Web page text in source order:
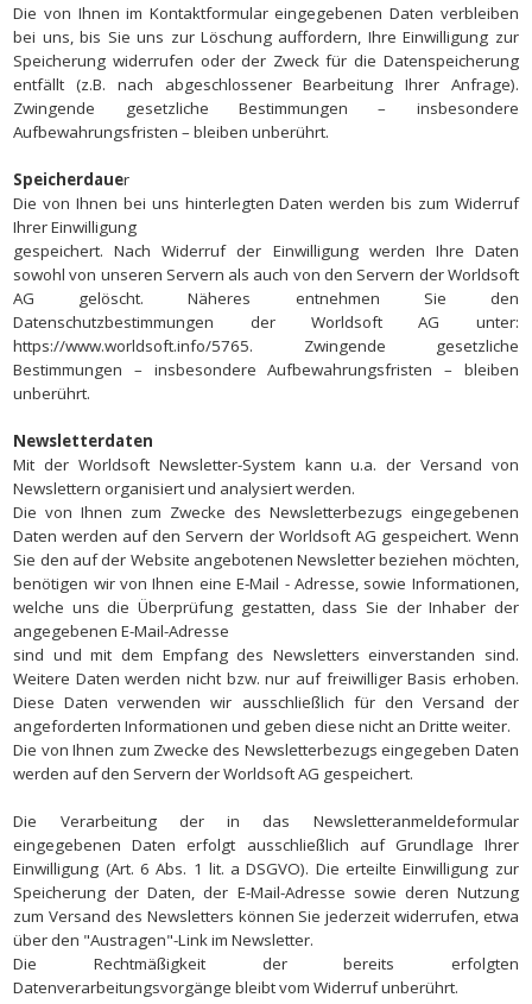
Die von Ihnen im Kontaktformular eingegebenen Daten verbleiben
bei uns, bis Sie uns zur Löschung auffordern, Ihre Einwilligung zur
Speicherung widerrufen oder der Zweck für die Datenspeicherung
entfällt (z.B. nach abgeschlossener Bearbeitung Ihrer Anfrage).
Zwingende gesetzliche Bestimmungen – insbesondere
Aufbewahrungsfristen – bleiben unberührt.
Speicherdauer
Die von Ihnen bei uns hinterlegten Daten werden bis zum Widerruf
Ihrer Einwilligung
gespeichert. Nach Widerruf der Einwilligung werden Ihre Daten
sowohl von unseren Servern als auch von den Servern der Worldsoft
AG gelöscht. Näheres entnehmen Sie den
Datenschutzbestimmungen der Worldsoft AG unter:
https://www.worldsoft.info/5765. Zwingende gesetzliche
Bestimmungen – insbesondere Aufbewahrungsfristen – bleiben
unberührt.
Newsletterdaten
Mit der Worldsoft Newsletter-System kann u.a. der Versand von
Newslettern organisiert und analysiert werden.
Die von Ihnen zum Zwecke des Newsletterbezugs eingegebenen
Daten werden auf den Servern der Worldsoft AG gespeichert. Wenn
Sie den auf der Website angebotenen Newsletter beziehen möchten,
benötigen wir von Ihnen eine E-Mail - Adresse, sowie Informationen,
welche uns die Überprüfung gestatten, dass Sie der Inhaber der
angegebenen E-Mail-Adresse
sind und mit dem Empfang des Newsletters einverstanden sind.
Weitere Daten werden nicht bzw. nur auf freiwilliger Basis erhoben.
Diese Daten verwenden wir ausschließlich für den Versand der
angeforderten Informationen und geben diese nicht an Dritte weiter.
Die von Ihnen zum Zwecke des Newsletterbezugs eingegeben Daten
werden auf den Servern der Worldsoft AG gespeichert.
Die Verarbeitung der in das Newsletteranmeldeformular
eingegebenen Daten erfolgt ausschließlich auf Grundlage Ihrer
Einwilligung (Art. 6 Abs. 1 lit. a DSGVO). Die erteilte Einwilligung zur
Speicherung der Daten, der E-Mail-Adresse sowie deren Nutzung
zum Versand des Newsletters können Sie jederzeit widerrufen, etwa
über den "Austragen"-Link im Newsletter.
Die Rechtmäßigkeit der bereits erfolgten
Datenverarbeitungsvorgänge bleibt vom Widerruf unberührt.